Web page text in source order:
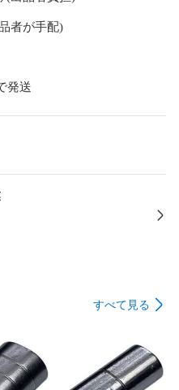
者が手配)
発送
すべて見る